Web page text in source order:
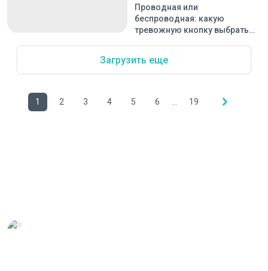
Проводная или
беспроводная: какую
тревожную кнопку выбрать
Загрузить еще
1 2 3 4 5 6 19